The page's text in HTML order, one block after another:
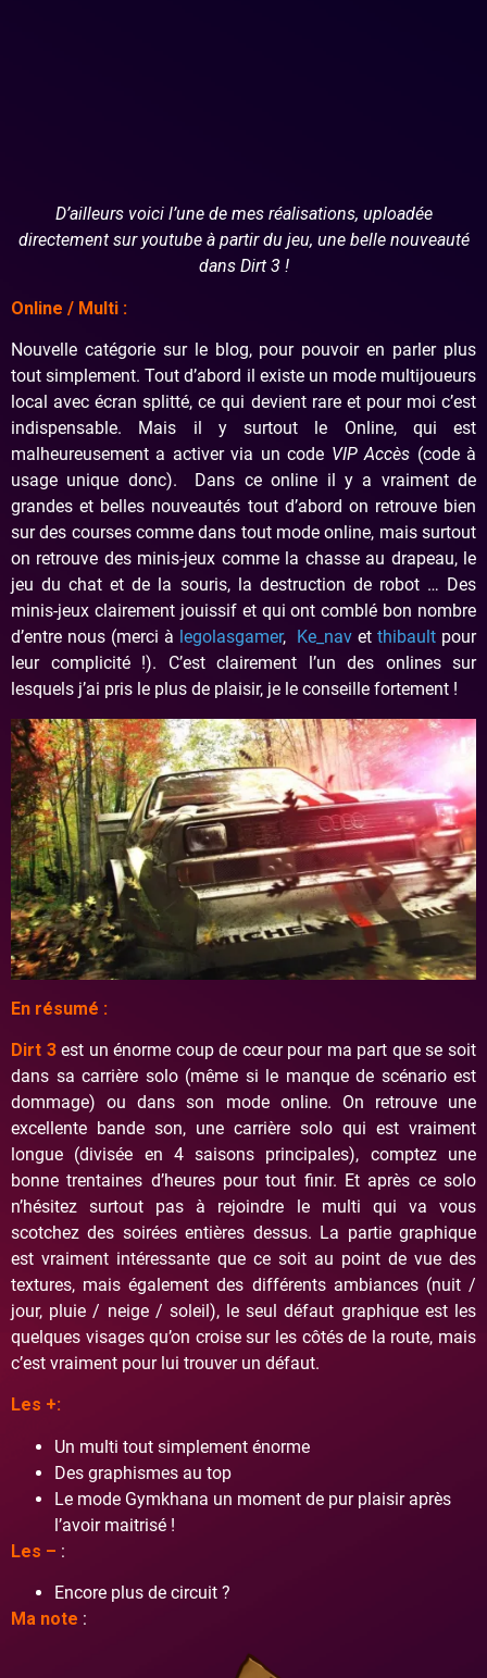
D’ailleurs voici l’une de mes réalisations, uploadée
directement sur youtube à partir du jeu, une belle nouveauté
dans Dirt 3 !
Online / Multi :
Nouvelle catégorie sur le blog, pour pouvoir en parler plus
tout simplement. Tout d’abord il existe un mode multijoueurs
local avec écran splitté, ce qui devient rare et pour moi c’est
indispensable. Mais il y surtout le Online, qui est
malheureusement a activer via un code VIP Accès (code à
usage unique donc). Dans ce online il y a vraiment de
grandes et belles nouveautés tout d’abord on retrouve bien
sur des courses comme dans tout mode online, mais surtout
on retrouve des minis-jeux comme la chasse au drapeau, le
jeu du chat et de la souris, la destruction de robot … Des
minis-jeux clairement jouissif et qui ont comblé bon nombre
d’entre nous (merci à legolasgamer, Ke_nav et thibault pour
leur complicité !). C’est clairement l’un des onlines sur
lesquels j’ai pris le plus de plaisir, je le conseille fortement !
En résumé :
Dirt 3est un énorme coup de cœur pour ma part que se soit
dans sa carrière solo (même si le manque de scénario est
dommage) ou dans son mode online. On retrouve une
excellente bande son, une carrière solo qui est vraiment
longue (divisée en 4 saisons principales), comptez une
bonne trentaines d’heures pour tout finir. Et après ce solo
n’hésitez surtout pas à rejoindre le multi qui va vous
scotchez des soirées entières dessus. La partie graphique
est vraiment intéressante que ce soit au point de vue des
textures, mais également des différents ambiances (nuit /
jour, pluie / neige / soleil), le seul défaut graphique est les
quelques visages qu’on croise sur les côtés de la route, mais
c’est vraiment pour lui trouver un défaut.
Les +:
Un multi tout simplement énorme
Des graphismes au top
Le mode Gymkhana un moment de pur plaisir après
l’avoir maitrisé !
Les – :
Encore plus de circuit ?
Ma note :